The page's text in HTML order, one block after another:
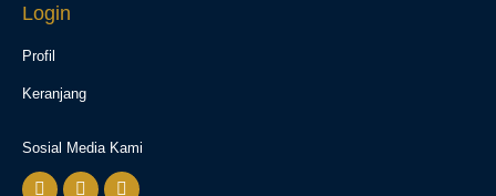
Login
Profil
Keranjang
Sosial Media Kami